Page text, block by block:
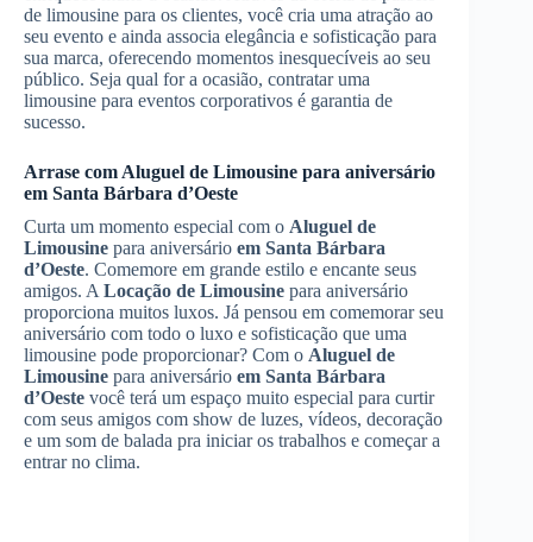
de limousine para os clientes, você cria uma atração ao
seu evento e ainda associa elegância e sofisticação para
sua marca, oferecendo momentos inesquecíveis ao seu
público. Seja qual for a ocasião, contratar uma
limousine para eventos corporativos é garantia de
sucesso.
Arrase com Aluguel de Limousine para aniversário
em Santa Bárbara d’Oeste
Curta um momento especial com o Aluguel de
Limousine para aniversário em Santa Bárbara
d’Oeste. Comemore em grande estilo e encante seus
amigos. A Locação de Limousine para aniversário
proporciona muitos luxos. Já pensou em comemorar seu
aniversário com todo o luxo e sofisticação que uma
limousine pode proporcionar? Com o Aluguel de
Limousine para aniversário em Santa Bárbara
d’Oeste você terá um espaço muito especial para curtir
com seus amigos com show de luzes, vídeos, decoração
e um som de balada pra iniciar os trabalhos e começar a
entrar no clima.